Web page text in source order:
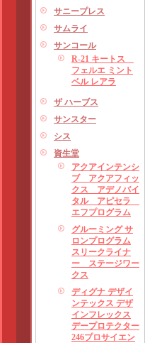
サニープレス
サムライ
サンコール
R-21 キートス
フェルエ ミント
ベル レアラ
ザ ハーブス
サンスター
シス
資生堂
アクアインテンシ
ブ アクアフィッ
クス アデノバイ
タル アピセラ
エフプログラム
グルーミング サ
ロンプログラム
スリークライナ
ー ステージワー
クス
ディグナ デザイ
ンテックス デザ
インフレックス
デープロテクター
246プロサイエン